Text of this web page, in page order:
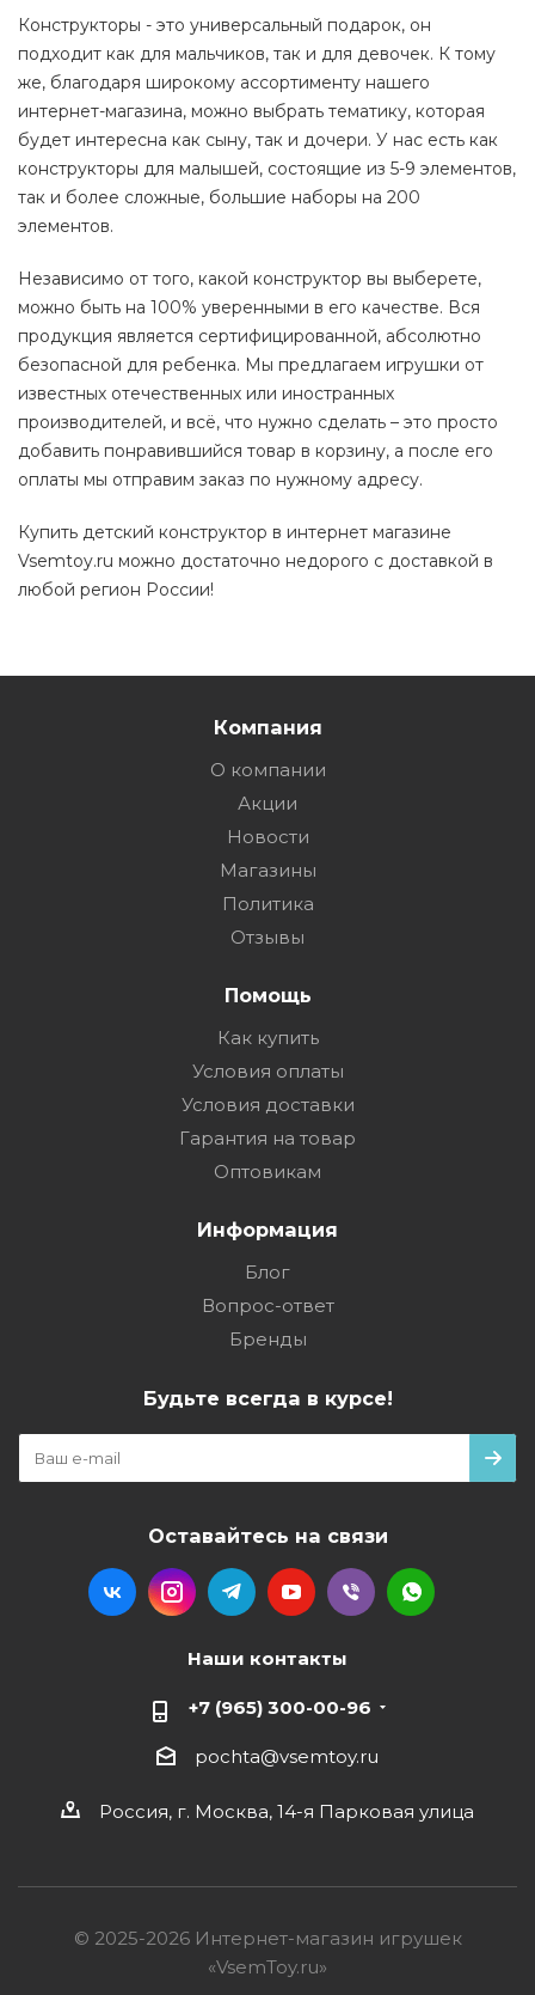
Конструкторы - это универсальный подарок, он
подходит как для мальчиков, так и для девочек. К тому
же, благодаря широкому ассортименту нашего
интернет-магазина, можно выбрать тематику, которая
будет интересна как сыну, так и дочери. У нас есть как
конструкторы для малышей, состоящие из 5-9 элементов,
так и более сложные, большие наборы на 200
элементов.
Независимо от того, какой конструктор вы выберете,
можно быть на 100% уверенными в его качестве. Вся
продукция является сертифицированной, абсолютно
безопасной для ребенка. Мы предлагаем игрушки от
известных отечественных или иностранных
производителей, и всё, что нужно сделать – это просто
добавить понравившийся товар в корзину, а после его
оплаты мы отправим заказ по нужному адресу.
Купить детский конструктор в интернет магазине
Vsemtoy.ru можно достаточно недорого с доставкой в
любой регион России!
Компания
О компании
Акции
Новости
Магазины
Политика
Отзывы
Помощь
Как купить
Условия оплаты
Условия доставки
Гарантия на товар
Оптовикам
Информация
Блог
Вопрос-ответ
Бренды
Будьте всегда в курсе!
Оставайтесь на связи
Наши контакты
+7 (965) 300-00-96
pochta@vsemtoy.ru
Россия, г. Москва, 14-я Парковая улица
© 2025-2026 Интернет-магазин игрушек
«VsemToy.ru»